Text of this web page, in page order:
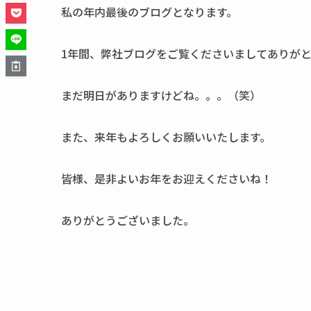
私の年内最後のブログとなります。
1年間、弊社ブログをご覧くださいましてありがと
まだ明日がありますけどね。。。（笑）
また、来年もよろしくお願いいたします。
皆様、是非よいお年をお迎えくださいね！
ありがとうございました。